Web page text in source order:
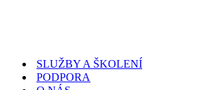
SLUŽBY A ŠKOLENÍ
PODPORA